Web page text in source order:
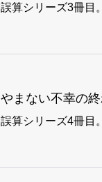
誤算シリーズ3冊目。
やまない不幸の
誤算シリーズ4冊目。